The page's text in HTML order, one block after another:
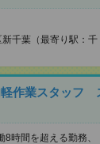
千葉（最寄り駅：千
軽作業スタッフ
間を超える勤務、